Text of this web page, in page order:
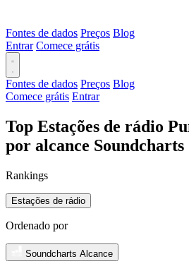
Fontes de dados Preços Blog
Entrar Comece grátis
Fontes de dados Preços Blog
Comece grátis Entrar
Top Estações de rádio
por alcance Soundcharts
Rankings
Estações de rádio
Ordenado por
Soundcharts Alcance